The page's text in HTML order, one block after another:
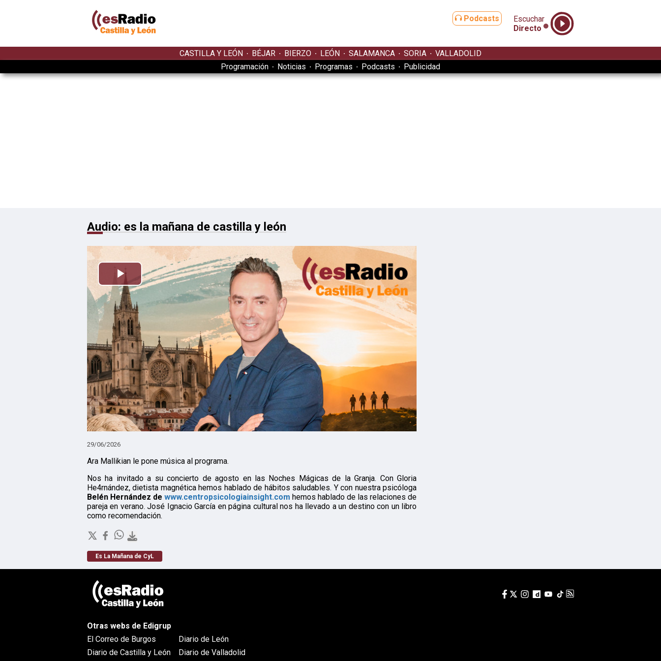
Podcasts
Escuchar
Directo
CASTILLA Y LEÓN BÉJAR BIERZO LEÓN SALAMANCA SORIA
VALLADOLID
Programación
Noticias Programas Podcasts Publicidad
Audio: es la mañana de castilla y león
Reproducir
29/06/2026
Ara Mallikian le pone música al programa.
Nos ha invitado a su concierto de agosto en las Noches Mágicas de la Granja. Con Gloria
He4rnández, dietista magnética hemos hablado de hábitos saludables. Y con nuestra psicóloga
Belén Hernández de www.centropsicologiainsight.com hemos hablado de las relaciones de
pareja en verano. José Ignacio García en página cultural nos ha llevado a un destino con un libro
como recomendación.
Es La Mañana de CyL
Otras webs de Edigrup
El Correo de Burgos
Diario de Castilla y León
Diario de León
Diario de Valladolid